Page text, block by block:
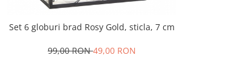
Set 6 globuri brad Rosy Gold, sticla, 7 cm
99,00 RON49,00 RON